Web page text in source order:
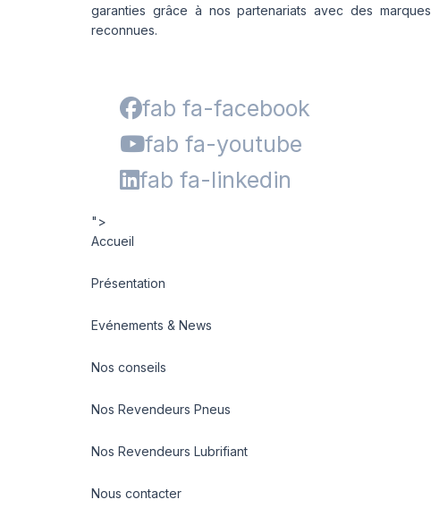
garanties grâce à nos partenariats avec des marques
reconnues.
fab fa-facebook
fab fa-youtube
fab fa-linkedin
">
Accueil
Présentation
Evénements & News
Nos conseils
Nos Revendeurs Pneus
Nos Revendeurs Lubrifiant
Nous contacter